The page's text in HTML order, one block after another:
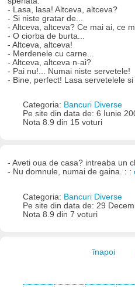
- Lasa, lasa! Altceva, altceva?
- Si niste gratar de...
- Altceva, altceva? Ce mai ai, ce
- O ciorba de burta...
- Altceva, altceva!
- Merdenele cu carne...
- Altceva, altceva n-ai?
- Pai nu!... Numai niste servetele!
- Bine, perfect! Lasa servetelele
Categoria: Bancuri Diverse
Pe site din data de: 6 Iunie
Nota 8.9 din 15 voturi
- Aveti oua de casa? intreaba un
- Nu domnule, numai de gaina. : :
Categoria: Bancuri Diverse
Pe site din data de: 29
Nota 8.9 din 7 voturi
înapoi